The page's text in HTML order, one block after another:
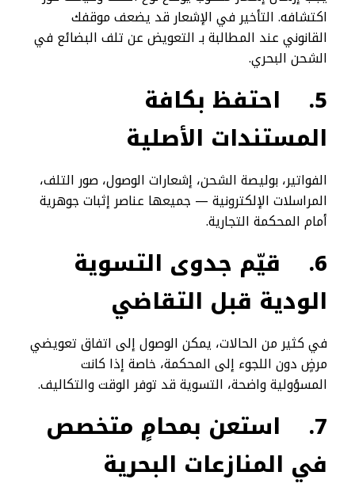
اكتشافه. التأخير في الإشعار قد يضعف موقفك
القانوني عند المطالبة بـ التعويض عن تلف البضائع في
الشحن البحري.
5.
احتفظ بكافة
المستندات الأصلية
الفواتير، بوليصة الشحن، إشعارات الوصول، صور التلف،
المراسلات الإلكترونية — جميعها عناصر إثبات جوهرية
أمام المحكمة التجارية.
6.
قيّم جدوى التسوية
الودية قبل التقاضي
في كثير من الحالات، يمكن الوصول إلى اتفاق تعويضي
مرضٍ دون اللجوء إلى المحكمة، خاصة إذا كانت
المسؤولية واضحة، التسوية قد توفر الوقت والتكاليف.
7.
استعن بمحامٍ متخصص
في المنازعات البحرية